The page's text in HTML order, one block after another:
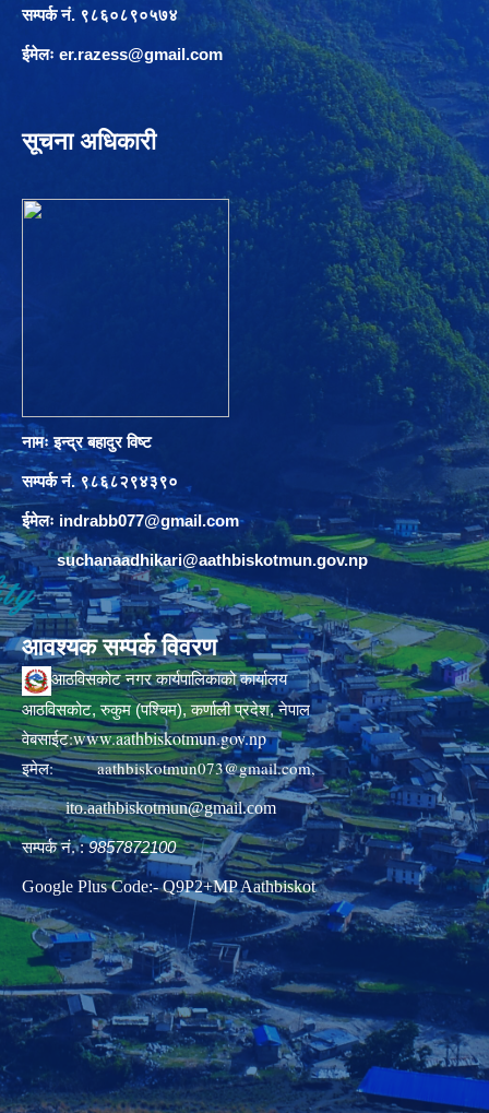
सम्पर्क नं. ९८६०८९०५७४
ईमेलः er.razess@gmail.com
सूचना अधिकारी
नामः इन्द्र बहादुर विष्ट
सम्पर्क नं. ९८६८२९४३९०
ईमेलः indrabb077@gmail.com
suchanaadhikari@aathbiskotmun.gov.np
आवश्यक सम्पर्क विवरण
आठविसकोट नगर कार्यपालिकाको कार्यालय
आठविसकोट, रुकुम (पश्चिम), कर्णाली प्रदेश, नेपाल
वेबसाईट:www.aathbiskotmun.gov.np
इमेल:aathbiskotmun073@gmail.com,
ito.aathbiskotmun@gmail.com
सम्पर्क नं. :9857872100
Google Plus Code:- Q9P2+MP Aathbiskot